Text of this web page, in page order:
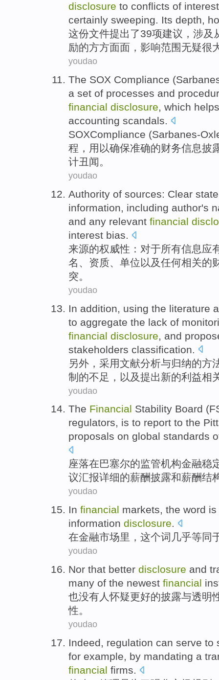
disclosure to conflicts of
certainly sweeping. Its depth,
这份文件提出了39项建议 ， 涉及
励的方方面面，影响范围无疑很
youdao
The SOX Compliance (
a set of processes and
financial disclosure, which helps
accounting scandals.
SOXCompliance (Sarbanes-
程 ， 用以确保准确的财务信息披
计丑闻。
youdao
Authority of sources: Clear
information, including author's
and any relevant financial
interest bias.
来源的权威性 ： 对于所有信息应
名 、 资质、单位 以及任何相关的
突。
youdao
In addition using the literature
to aggregate the lack of
financial disclosure and
stakeholders classification
另外 ， 采用文献分析与归纳的方
制 的不足 ， 以及提出新的利益相
youdao
The Financial Stability Board (
regulators, is to report to the
proposals on global standards
座落在巴塞尔的监管机构金融稳
议汇报详细的薪酬披露和薪酬结
youdao
In financial markets, the word is
information disclosure.
在金融市场里， 这个词 几乎等同
youdao
Nor that better disclosure and
many of the newest financial
也没有人怀疑更好的披露与透明
性。
youdao
Indeed, regulation can serve to
for example, by mandating a
financial firms.